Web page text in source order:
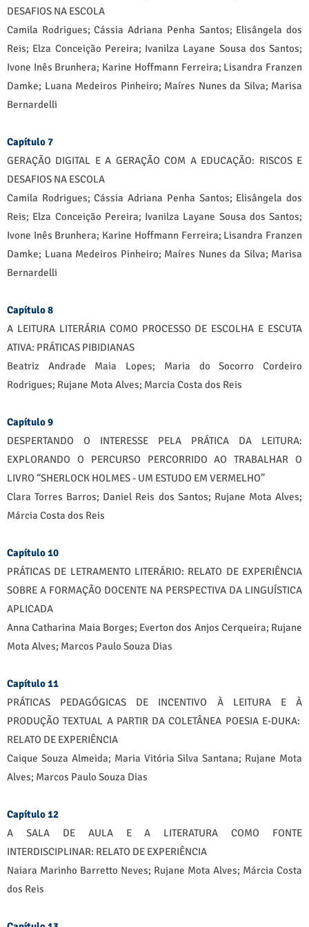
DESAFIOS NA ESCOLA
Camila Rodrigues; Cássia Adriana Penha Santos; Elisângela dos
Reis; Elza Conceição Pereira; Ivanilza Layane Sousa dos Santos;
Ivone Inês Brunhera; Karine Hoffmann Ferreira; Lisandra Franzen
Damke; Luana Medeiros Pinheiro; Maíres Nunes da Silva; Marisa
Bernardelli
Capítulo 7
GERAÇÃO DIGITAL E A GERAÇÃO COM A EDUCAÇÃO: RISCOS E
DESAFIOS NA ESCOLA
Camila Rodrigues; Cássia Adriana Penha Santos; Elisângela dos
Reis; Elza Conceição Pereira; Ivanilza Layane Sousa dos Santos;
Ivone Inês Brunhera; Karine Hoffmann Ferreira; Lisandra Franzen
Damke; Luana Medeiros Pinheiro; Maíres Nunes da Silva; Marisa
Bernardelli
Capítulo 8
A LEITURA LITERÁRIA COMO PROCESSO DE ESCOLHA E ESCUTA
ATIVA: PRÁTICAS PIBIDIANAS
Beatriz Andrade Maia Lopes; Maria do Socorro Cordeiro
Rodrigues; Rujane Mota Alves; Marcia Costa dos Reis
Capítulo 9
DESPERTANDO O INTERESSE PELA PRÁTICA DA LEITURA:
EXPLORANDO O PERCURSO PERCORRIDO AO TRABALHAR O
LIVRO “SHERLOCK HOLMES - UM ESTUDO EM VERMELHO”
Clara Torres Barros; Daniel Reis dos Santos; Rujane Mota Alves;
Márcia Costa dos Reis
Capítulo 10
PRÁTICAS DE LETRAMENTO LITERÁRIO: RELATO DE EXPERIÊNCIA
SOBRE A FORMAÇÃO DOCENTE NA PERSPECTIVA DA LINGUÍSTICA
APLICADA
Anna Catharina Maia Borges; Everton dos Anjos Cerqueira; Rujane
Mota Alves; Marcos Paulo Souza Dias
Capítulo 11
PRÁTICAS PEDAGÓGICAS DE INCENTIVO À LEITURA E À
PRODUÇÃO TEXTUAL A PARTIR DA COLETÂNEA POESIA E-DUKA:
RELATO DE EXPERIÊNCIA
Caique Souza Almeida; Maria Vitória Silva Santana; Rujane Mota
Alves; Marcos Paulo Souza Dias
Capítulo 12
A SALA DE AULA E A LITERATURA COMO FONTE
INTERDISCIPLINAR: RELATO DE EXPERIÊNCIA
Naiara Marinho Barretto Neves; Rujane Mota Alves; Márcia Costa
dos Reis